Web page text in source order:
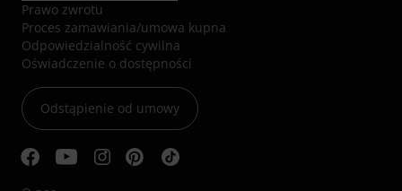
Prawo zwrotu
Proces zamawiania/umowa kupna
Odpowiedzialność cywilna
Oświadczenie o dostępności
Odstąpienie od umowy